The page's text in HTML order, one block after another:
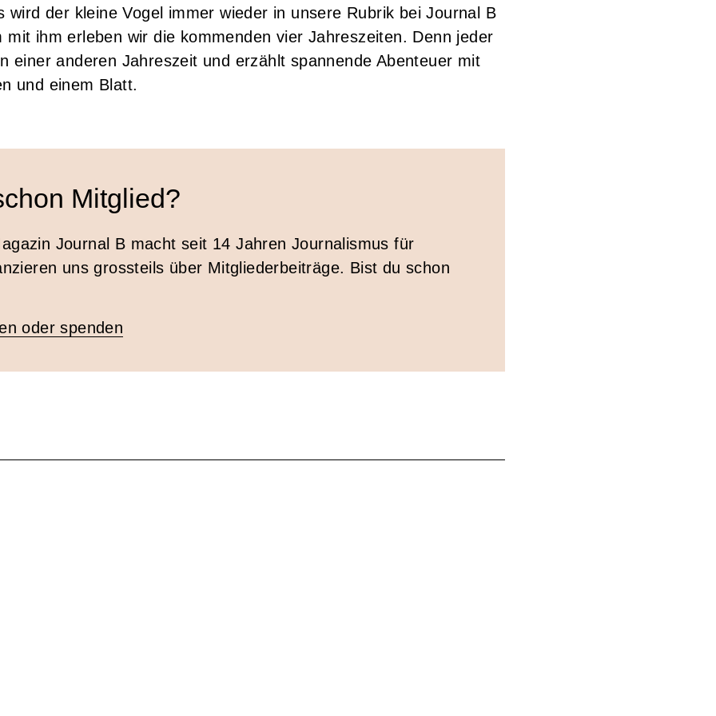
wird der kleine Vogel immer wieder in unsere Rubrik bei Journal B
mit ihm erleben wir die kommenden vier Jahreszeiten. Denn jeder
einer anderen Jahreszeit und erzählt spannende Abenteuer mit
und einem Blatt.
Mitglied?
Journal B macht seit 14 Jahren Journalismus für
uns grossteils über Mitgliederbeiträge. Bist du schon
oder spenden